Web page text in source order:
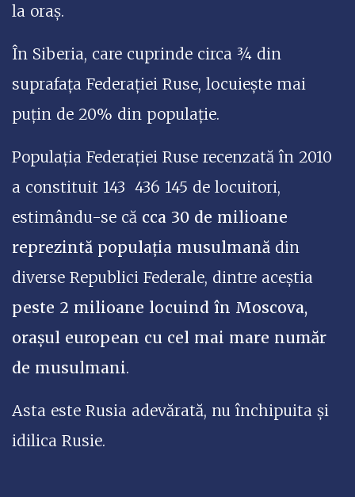
la oraș.
În Siberia, care cuprinde circa ¾ din
suprafața Federației Ruse, locuiește mai
puțin de 20% din populație.
Populația Federației Ruse recenzată în 2010
a constituit 143 436 145 de locuitori,
estimându-se că cca 30 de milioane
reprezintă populația musulmană din
diverse Republici Federale, dintre aceștia
peste 2 milioane locuind în Moscova,
orașul european cu cel mai mare număr
de musulmani.
Asta este Rusia adevărată, nu închipuita și
idilica Rusie.